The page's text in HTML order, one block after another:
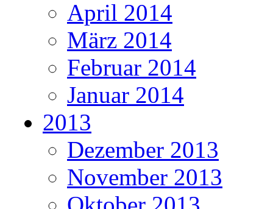
April 2014
März 2014
Februar 2014
Januar 2014
2013
Dezember 2013
November 2013